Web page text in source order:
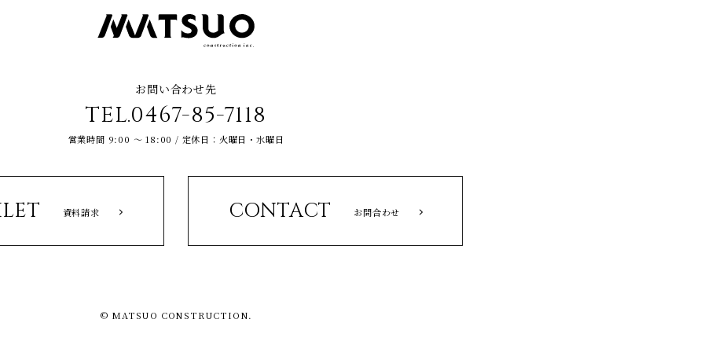
お問い合わせ先
TEL.0467-85-7118
営業時間 9:00 ～ 18:00 / 定休日：火曜日・水曜日
資料請求 CONTACT お問合わせ
© MATSUO CONSTRUCTION.